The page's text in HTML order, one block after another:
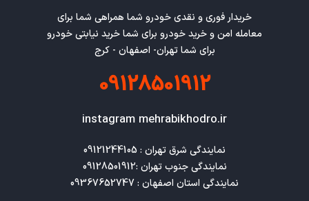
خریدار فوری و نقدی خودرو شما همراهی شما برای
معامله امن و خرید خودرو برای شما خرید نیابتی خودرو
برای شما تهران- اصفهان - کرج
09128501912
instagram mehrabikhodro.ir
نمایندگی استان اصفهان : 09367652747